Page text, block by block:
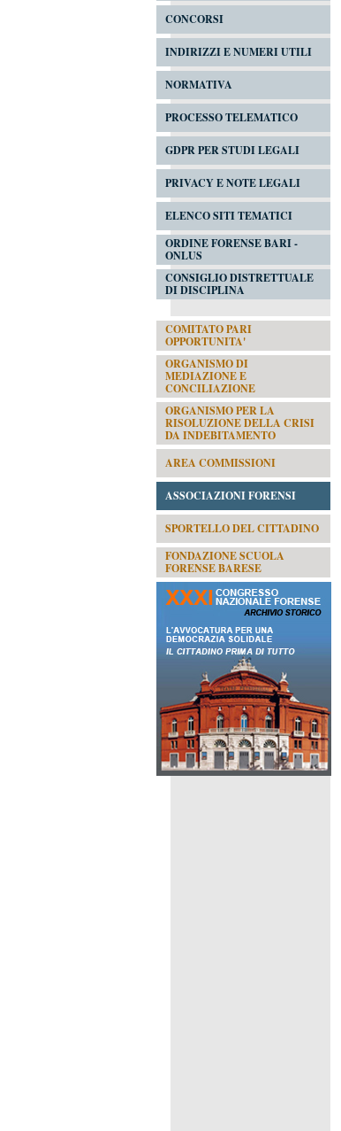
CONCORSI
INDIRIZZI E NUMERI UTILI
NORMATIVA
PROCESSO TELEMATICO
GDPR PER STUDI LEGALI
PRIVACY E NOTE LEGALI
ELENCO SITI TEMATICI
ORDINE FORENSE BARI -
ONLUS
CONSIGLIO DISTRETTUALE
DI DISCIPLINA
COMITATO PARI
OPPORTUNITA'
ORGANISMO DI
MEDIAZIONE E
CONCILIAZIONE
ORGANISMO PER LA
RISOLUZIONE DELLA CRISI
DA INDEBITAMENTO
AREA COMMISSIONI
ASSOCIAZIONI FORENSI
SPORTELLO DEL CITTADINO
FONDAZIONE SCUOLA
FORENSE BARESE